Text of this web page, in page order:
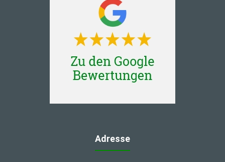
Adresse